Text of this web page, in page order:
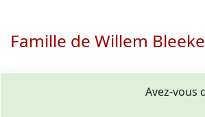
Famille de Willem
Avez-vous